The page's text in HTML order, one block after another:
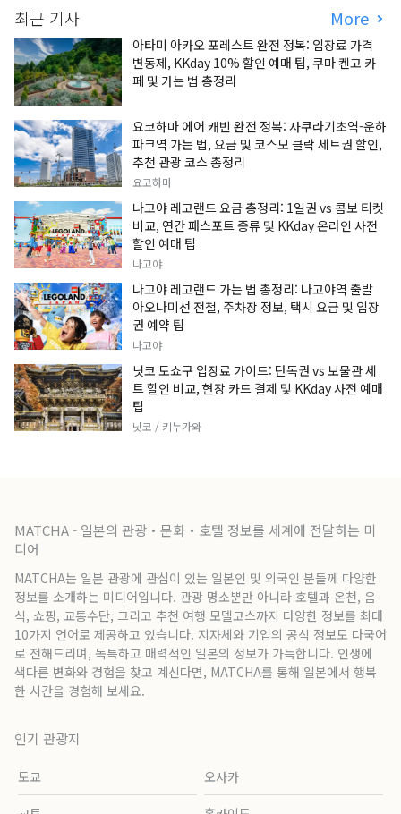
최근 기사 More
아타미 아카오 포레스트 완전 정복: 입장료 가격
변동제, KKday 10% 할인 예매 팁, 쿠마 켄고 카
페 및 가는 법 총정리
요코하마 에어 캐빈 완전 정복: 사쿠라기초역-운하
파크역 가는 법, 요금 및 코스모 클락 세트권 할인,
추천 관광 코스 총정리
요코하마
나고야 레고랜드 요금 총정리: 1일권 vs 콤보 티켓
비교, 연간 패스포트 종류 및 KKday 온라인 사전
할인 예매 팁
나고야
나고야 레고랜드 가는 법 총정리: 나고야역 출발
아오나미선 전철, 주차장 정보, 택시 요금 및 입장
권 예약 팁
나고야
닛코 도쇼구 입장료 가이드: 단독권 vs 보물관 세
트 할인 비교, 현장 카드 결제 및 KKday 사전 예매
팁
닛코 / 키누가와
MATCHA - 일본의 관광・문화・호텔 정보를 세계에 전달하는 미
디어
MATCHA는 일본 관광에 관심이 있는 일본인 및 외국인 분들께 다양한
정보를 소개하는 미디어입니다. 관광 명소뿐만 아니라 호텔과 온천, 음
식, 쇼핑, 교통수단, 그리고 추천 여행 모델코스까지 다양한 정보를 최대
10가지 언어로 제공하고 있습니다. 지자체와 기업의 공식 정보도 다국어
로 전해드리며, 독특하고 매력적인 일본의 정보가 가득합니다. 인생에
색다른 변화와 경험을 찾고 계신다면, MATCHA를 통해 일본에서 행복
한 시간을 경험해 보세요.
인기 관광지
도쿄 오사카